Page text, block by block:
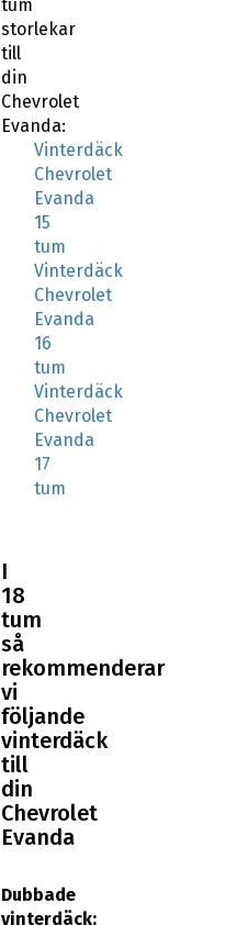
tum
storlekar
till
din
Chevrolet
Evanda:
Vinterdäck
Chevrolet
Evanda
15
tum
Vinterdäck
Chevrolet
Evanda
16
tum
Vinterdäck
Chevrolet
Evanda
17
tum
I
18
tum
så
rekommenderar
vi
följande
vinterdäck
till
din
Chevrolet
Evanda
Dubbade
vinterdäck: